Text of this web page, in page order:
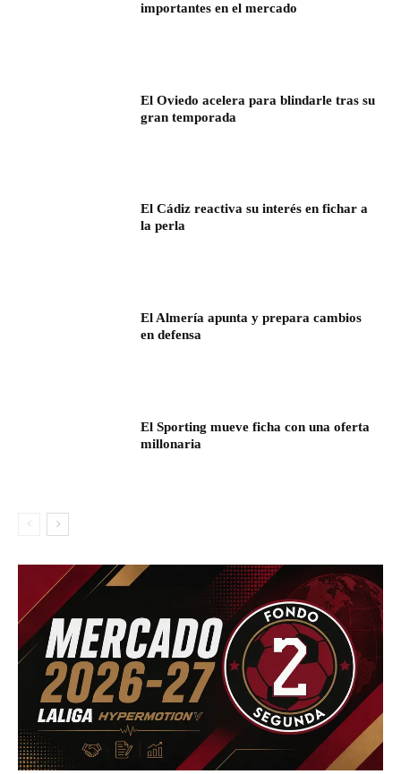
importantes en el mercado
El Oviedo acelera para blindarle tras su
gran temporada
El Cádiz reactiva su interés en fichar a
la perla
El Almería apunta y prepara cambios
en defensa
El Sporting mueve ficha con una oferta
millonaria